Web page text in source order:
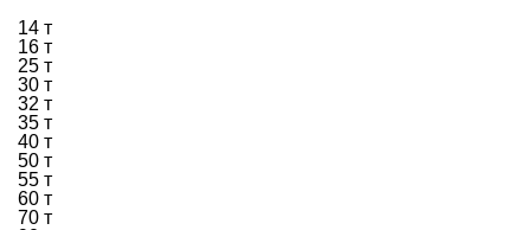
14 т
16 т
25 т
30 т
32 т
35 т
40 т
50 т
55 т
60 т
70 т